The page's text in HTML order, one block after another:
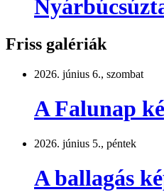
Friss galériák
2026. június 6., szombat
A Falunap
2026. június 5., péntek
A ballagás